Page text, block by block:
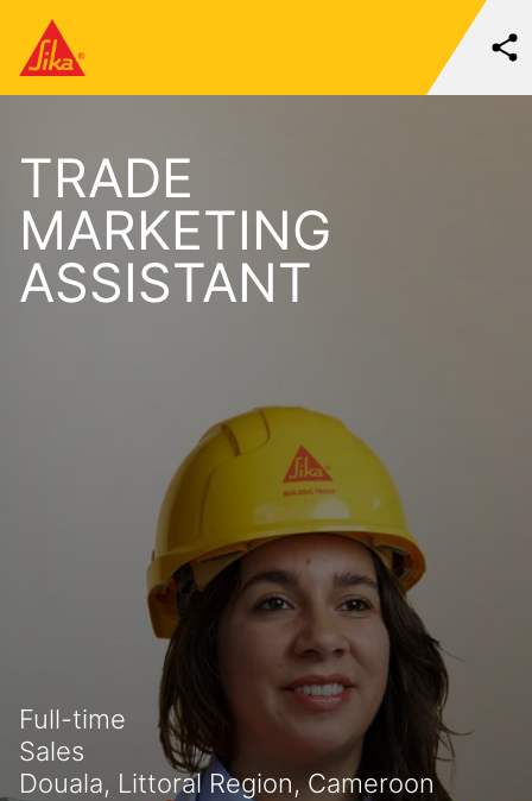
TRADE
MARKETING
ASSISTANT
Full-time
Sales
Douala, Littoral Region, Cameroon